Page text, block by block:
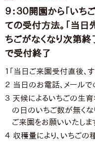
９：３０開園から「い
ての受付方法。「当日
ちごがなくなり次第終
で受付終了
１「当日ご来園受付直後、
２ 当日のお電話、メール
３ 天候によるいちごの生
の日のいちご数が無く
ご来園をお願いいたしま
４ 収穫量により、いちごの